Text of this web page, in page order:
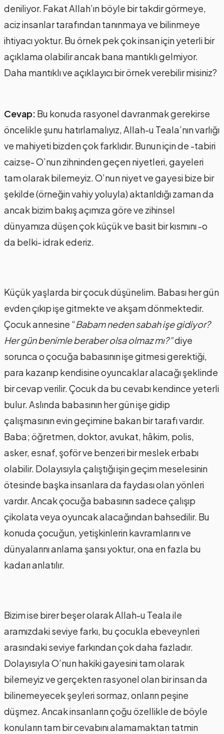
deniliyor. Fakat Allah’ın böyle bir takdir görmeye,
aciz insanlar tarafından tanınmaya ve bilinmeye
ihtiyacı yoktur. Bu örnek pek çok insan için yeterli bir
açıklama olabilir ancak bana mantıklı gelmiyor.
Daha mantıklı ve açıklayıcı bir örnek verebilir misiniz?
Cevap: Bu konuda rasyonel davranmak gerekirse
öncelikle şunu hatırlamalıyız, Allah-u Teala’nın varlığı
ve mahiyeti bizden çok farklıdır. Bunun için de -tabiri
caizse- O’nun zihninden geçen niyetleri, gayeleri
tam olarak bilemeyiz. O’nun niyet ve gayesi bize bir
şekilde (örneğin vahiy yoluyla) aktarıldığı zaman da
ancak bizim bakış açımıza göre ve zihinsel
dünyamıza düşen çok küçük ve basit bir kısmını -o
da belki- idrak ederiz.
Küçük yaşlarda bir çocuk düşünelim. Babası her gün
evden çıkıp işe gitmekte ve akşam dönmektedir.
Çocuk annesine “Babam neden sabah işe gidiyor?
Her gün benimle beraber olsa olmaz mı?”diye
sorunca o çocuğa babasının işe gitmesi gerektiği,
para kazanıp kendisine oyuncaklar alacağı şeklinde
bir cevap verilir. Çocuk da bu cevabı kendince yeterli
bulur. Aslında babasının her gün işe gidip
çalışmasının evin geçimine bakan bir tarafı vardır.
Baba; öğretmen, doktor, avukat, hâkim, polis,
asker, esnaf, şoför ve benzeri bir meslek erbabı
olabilir. Dolayısıyla çalıştığı işin geçim meselesinin
ötesinde başka insanlara da faydası olan yönleri
vardır. Ancak çocuğa babasının sadece çalışıp
çikolata veya oyuncak alacağından bahsedilir. Bu
konuda çocuğun, yetişkinlerin kavramlarını ve
dünyalarını anlama şansı yoktur, ona en fazla bu
kadarı anlatılır.
Bizim ise birer beşer olarak Allah-u Teala ile
aramızdaki seviye farkı, bu çocukla ebeveynleri
arasındaki seviye farkından çok daha fazladır.
Dolayısıyla O’nun hakiki gayesini tam olarak
bilemeyiz ve gerçekten rasyonel olan bir insan da
bilinemeyecek şeyleri sormaz, onların peşine
düşmez. Ancak insanların çoğu özellikle de böyle
konuların tam bir cevabını alamamaktan tatmin